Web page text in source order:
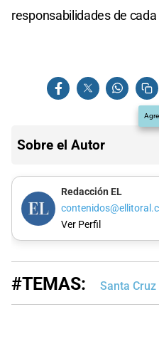
responsabilidades de
Sobre el Autor
Redacción EL
Ver Perfil
#TEMAS: Santa Cruz